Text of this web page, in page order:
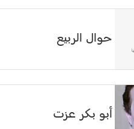
حوال الربيع
أبو بكر عزت